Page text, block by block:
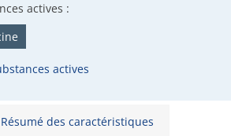
actives :
actives
Résumé des caractéristiques